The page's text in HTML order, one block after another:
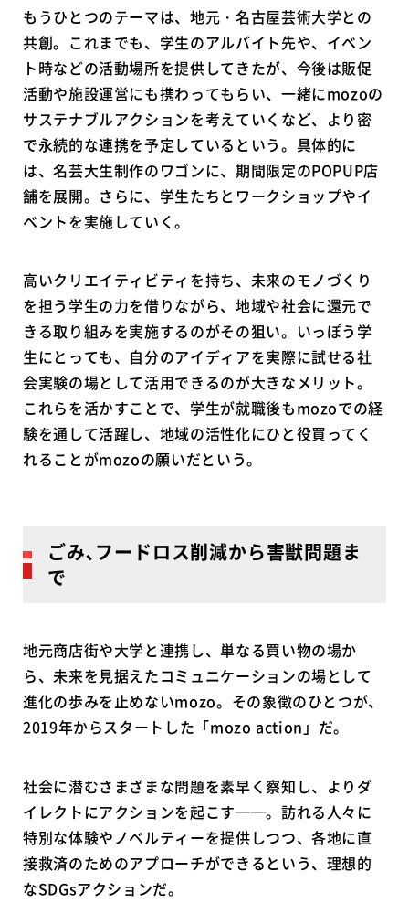
もうひとつのテーマは、地元・名古屋芸術大学との
共創。これまでも、学生のアルバイト先や、イベン
ト時などの活動場所を提供してきたが、今後は販促
活動や施設運営にも携わってもらい、一緒にmozoの
サステナブルアクションを考えていくなど、より密
で永続的な連携を予定しているという。具体的に
は、名芸大生制作のワゴンに、期間限定のPOPUP店
舗を展開。さらに、学生たちとワークショップやイ
ベントを実施していく。
高いクリエイティビティを持ち、未来のモノづくり
を担う学生の力を借りながら、地域や社会に還元で
きる取り組みを実施するのがその狙い。いっぽう学
生にとっても、自分のアイディアを実際に試せる社
会実験の場として活用できるのが大きなメリット。
これらを活かすことで、学生が就職後もmozoでの経
験を通して活躍し、地域の活性化にひと役買ってく
れることがmozoの願いだという。
ごみ､フードロス削減から害獣問題ま
で
地元商店街や大学と連携し、単なる買い物の場か
ら、未来を見据えたコミュニケーションの場として
進化の歩みを止めないmozo。その象徴のひとつが、
2019年からスタートした「mozo action」だ。
社会に潜むさまざまな問題を素早く察知し、よりダ
イレクトにアクションを起こす──。訪れる人々に
特別な体験やノベルティーを提供しつつ、各地に直
接救済のためのアプローチができるという、理想的
なSDGsアクションだ。